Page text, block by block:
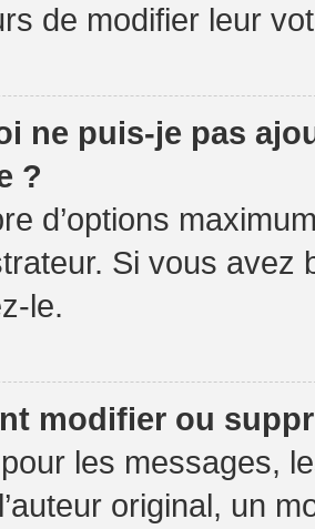
de modifier leur
ne puis-je pas
?
d’options
Si vous avez
le.
modifier ou
les messages,
original, un